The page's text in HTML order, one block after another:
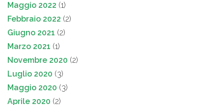
Maggio 2022 (1)
Febbraio 2022 (2)
Giugno 2021 (2)
Marzo 2021 (1)
Novembre 2020 (2)
Luglio 2020 (3)
Maggio 2020 (3)
Aprile 2020 (2)